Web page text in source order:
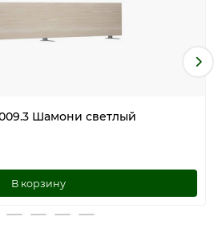
Шамони светлый
В корзину